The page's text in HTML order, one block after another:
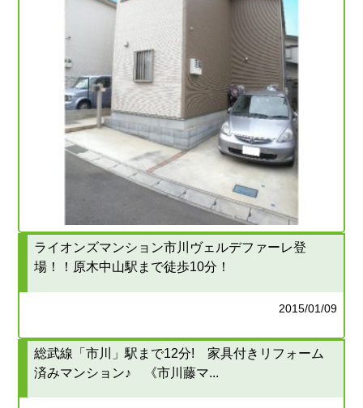
ライオンズマンション市川ヴェルデファーレ登
場！！原木中山駅まで徒歩10分！
2015/01/09
総武線「市川」駅まで12分! 家具付きリフォーム
済みマンション♪ 《市川藤マ...